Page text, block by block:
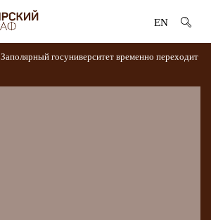
EN
Заполярный госуниверситет временно переходит